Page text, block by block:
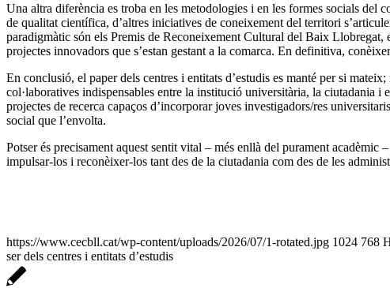
Una altra diferència es troba en les metodologies i en les formes socials del
de qualitat científica, d’altres iniciatives de coneixement del territori
paradigmàtic són els Premis de Reconeixement Cultural del Baix
projectes innovadors que s’estan gestant a la comarca. En definitiva,
En conclusió, el paper dels centres i entitats d’estudis es manté per si
col·laboratives indispensables entre la institució universitària, la ciutadania i
projectes de recerca capaços d’incorporar joves investigadors/res
social que l’envolta.
Potser és precisament aquest sentit vital – més enllà del purament
impulsar-los i reconèixer-los tant des de la ciutadania com des de les
https://www.cecbll.cat/wp-content/uploads/2026/07/1-rotated.jpg 1024 768
ser dels centres i entitats d’estudis